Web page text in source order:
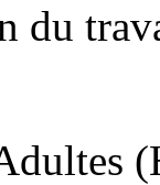
du